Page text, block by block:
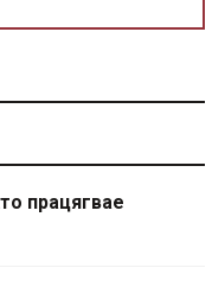
працягвае